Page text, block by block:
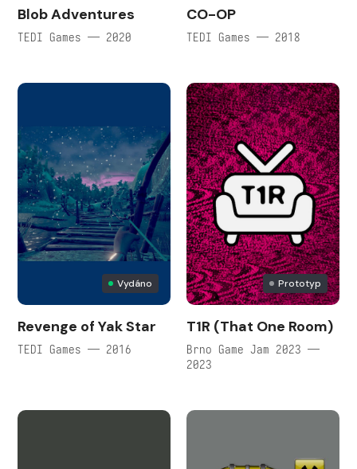
Blob Adventures
TEDI Games — 2020
CO-OP
TEDI Games — 2018
Vydáno
Revenge of Yak Star
TEDI Games — 2016
Prototyp
T1R (That One Room)
Brno Game Jam 2023 —
2023